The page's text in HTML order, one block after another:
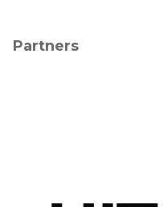
Partners